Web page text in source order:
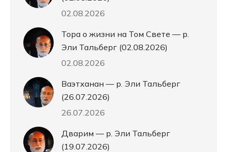
02.08.2026
Тора о жизни на Том Свете — р.
Эли Тальберг (02.08.2026)
02.08.2026
Ваэтханан — р. Эли Тальберг
(26.07.2026)
26.07.2026
Дварим — р. Эли Тальберг
(19.07.2026)